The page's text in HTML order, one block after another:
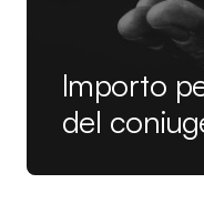
Importo
del